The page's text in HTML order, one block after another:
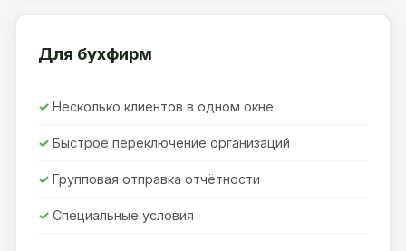
Для бухфирм
Несколько клиентов в одном окне
Быстрое переключение организаций
Групповая отправка отчётности
Специальные условия